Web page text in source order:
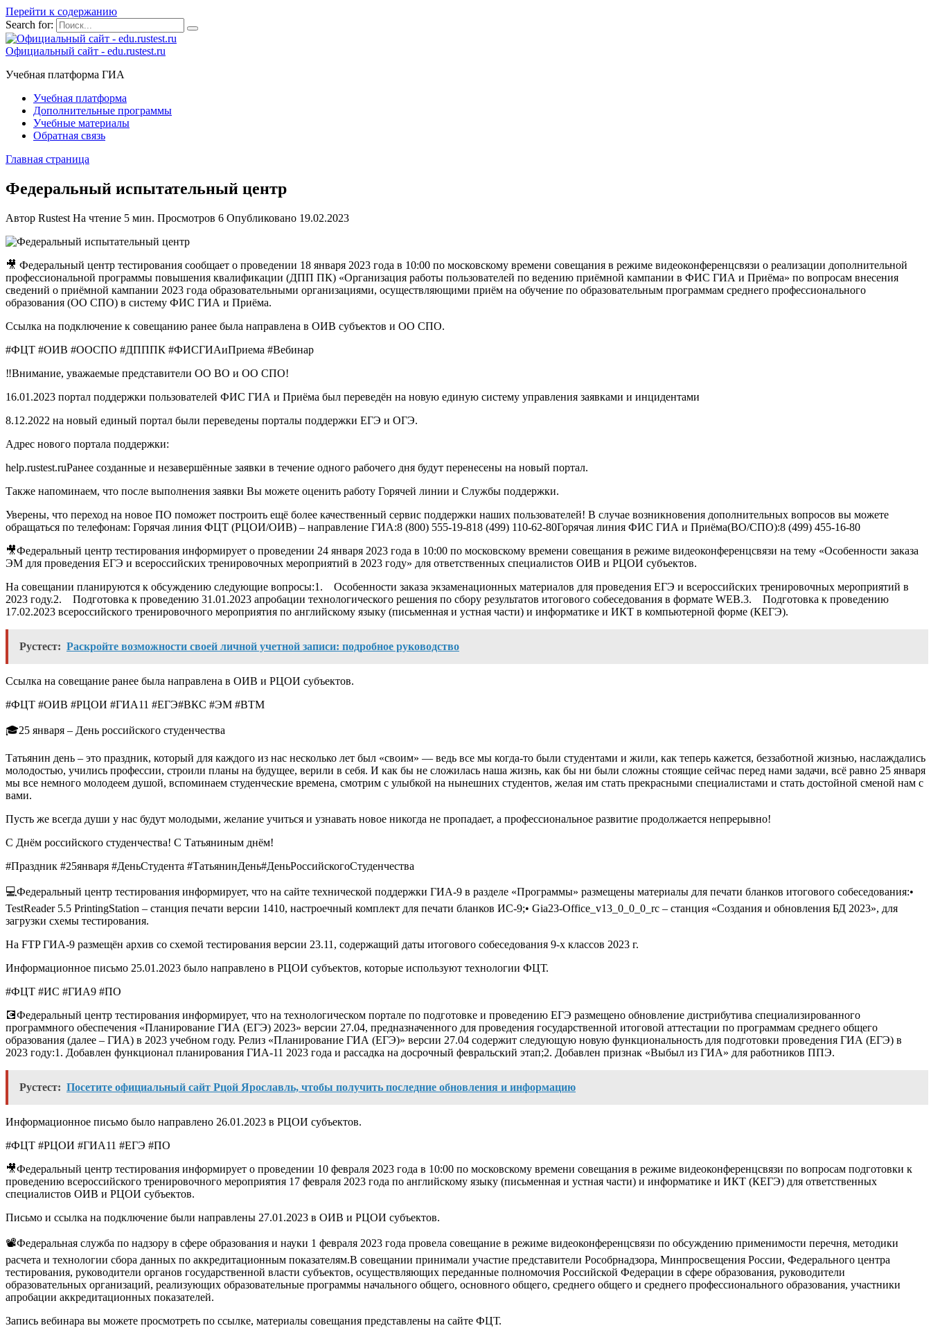
Перейти к содержанию
Search for:
Официальный сайт - edu.rustest.ru
Учебная платформа ГИА
Учебная платформа
Дополнительные программы
Учебные материалы
Обратная связь
Главная страница
Федеральный испытательный центр
Автор Rustest На чтение 5 мин. Просмотров 6 Опубликовано 19.02.2023
🎥 Федеральный центр тестирования сообщает о проведении 18 января 2023 года в 10:00 по московскому времени совещания в режиме видеоконференцсвязи о реализации дополнительной
профессиональной программы повышения квалификации (ДПП ПК) «Организация работы пользователей по ведению приёмной кампании в ФИС ГИА и Приёма» по вопросам внесения
сведений о приёмной кампании 2023 года образовательными организациями, осуществляющими приём на обучение по образовательным программам среднего профессионального
образования (ОО СПО) в систему ФИС ГИА и Приёма.
Ссылка на подключение к совещанию ранее была направлена в ОИВ субъектов и ОО СПО.
#ФЦТ #ОИВ #ООСПО #ДПППК #ФИСГИАиПриема #Вебинар
‼️Внимание, уважаемые представители ОО ВО и ОО СПО!
16.01.2023 портал поддержки пользователей ФИС ГИА и Приёма был переведён на новую единую систему управления заявками и инцидентами
8.12.2022 на новый единый портал были переведены порталы поддержки ЕГЭ и ОГЭ.
Адрес нового портала поддержки:
help.rustest.ruРанее созданные и незавершённые заявки в течение одного рабочего дня будут перенесены на новый портал.
Также напоминаем, что после выполнения заявки Вы можете оценить работу Горячей линии и Cлужбы поддержки.
Уверены, что переход на новое ПО поможет построить ещё более качественный сервис поддержки наших пользователей! В случае возникновения дополнительных вопросов вы можете
обращаться по телефонам: Горячая линия ФЦТ (РЦОИ/ОИВ) – направление ГИА:8 (800) 555-19-818 (499) 110-62-80Горячая линия ФИС ГИА и Приёма(ВО/СПО):8 (499) 455-16-80
🎥Федеральный центр тестирования информирует о проведении 24 января 2023 года в 10:00 по московскому времени совещания в режиме видеоконференцсвязи на тему «Особенности заказа
ЭМ для проведения ЕГЭ и всероссийских тренировочных мероприятий в 2023 году» для ответственных специалистов ОИВ и РЦОИ субъектов.
На совещании планируются к обсуждению следующие вопросы:1. Особенности заказа экзаменационных материалов для проведения ЕГЭ и всероссийских тренировочных мероприятий в
2023 году.2. Подготовка к проведению 31.01.2023 апробации технологического решения по сбору результатов итогового собеседования в формате WEB.3. Подготовка к проведению
17.02.2023 всероссийского тренировочного мероприятия по английскому языку (письменная и устная части) и информатике и ИКТ в компьютерной форме (КЕГЭ).
Рустест: Раскройте возможности своей личной учетной записи: подробное руководство
Ссылка на совещание ранее была направлена в ОИВ и РЦОИ субъектов.
#ФЦТ #ОИВ #РЦОИ #ГИА11 #ЕГЭ#ВКС #ЭМ #ВТМ
🎓25 января – День российского студенчества
Татьянин день – это праздник, который для каждого из нас несколько лет был «своим» — ведь все мы когда-то были студентами и жили, как теперь кажется, беззаботной жизнью, наслаждались
молодостью, учились профессии, строили планы на будущее, верили в себя. И как бы не сложилась наша жизнь, как бы ни были сложны стоящие сейчас перед нами задачи, всё равно 25 января
мы все немного молодеем душой, вспоминаем студенческие времена, смотрим с улыбкой на нынешних студентов, желая им стать прекрасными специалистами и стать достойной сменой нам с
вами.
Пусть же всегда души у нас будут молодыми, желание учиться и узнавать новое никогда не пропадает, а профессиональное развитие продолжается непрерывно!
С Днём российского студенчества! С Татьяниным днём!
#Праздник #25января #ДеньСтудента #ТатьянинДень#ДеньРоссийскогоСтуденчества
💻Федеральный центр тестирования информирует, что на сайте технической поддержки ГИА-9 в разделе «Программы» размещены материалы для печати бланков итогового собеседования:•
TestReader 5.5 PrintingStation – станция печати версии 1410, настроечный комплект для печати бланков ИС-9;• Gia23-Office_v13_0_0_0_rc – станция «Создания и обновления БД 2023», для
загрузки схемы тестирования.
На FTP ГИА-9 размещён архив со схемой тестирования версии 23.11, содержащий даты итогового собеседования 9-х классов 2023 г.
Информационное письмо 25.01.2023 было направлено в РЦОИ субъектов, которые используют технологии ФЦТ.
#ФЦТ #ИС #ГИА9 #ПО
💽Федеральный центр тестирования информирует, что на технологическом портале по подготовке и проведению ЕГЭ размещено обновление дистрибутива специализированного
программного обеспечения «Планирование ГИА (ЕГЭ) 2023» версии 27.04, предназначенного для проведения государственной итоговой аттестации по программам среднего общего
образования (далее – ГИА) в 2023 учебном году. Релиз «Планирование ГИА (ЕГЭ)» версии 27.04 содержит следующую новую функциональность для подготовки проведения ГИА (ЕГЭ) в
2023 году:1. Добавлен функционал планирования ГИА-11 2023 года и рассадка на досрочный февральский этап;2. Добавлен признак «Выбыл из ГИА» для работников ППЭ.
Рустест: Посетите официальный сайт Рцой Ярославль, чтобы получить последние обновления и информацию
Информационное письмо было направлено 26.01.2023 в РЦОИ субъектов.
#ФЦТ #РЦОИ #ГИА11 #ЕГЭ #ПО
🎥Федеральный центр тестирования информирует о проведении 10 февраля 2023 года в 10:00 по московскому времени совещания в режиме видеоконференцсвязи по вопросам подготовки к
проведению всероссийского тренировочного мероприятия 17 февраля 2023 года по английскому языку (письменная и устная части) и информатике и ИКТ (КЕГЭ) для ответственных
специалистов ОИВ и РЦОИ субъектов.
Письмо и ссылка на подключение были направлены 27.01.2023 в ОИВ и РЦОИ субъектов.
📽Федеральная служба по надзору в сфере образования и науки 1 февраля 2023 года провела совещание в режиме видеоконференцсвязи по обсуждению применимости перечня, методики
расчета и технологии сбора данных по аккредитационным показателям.В совещании принимали участие представители Рособрнадзора, Минпросвещения России, Федерального центра
тестирования, руководители органов государственной власти субъектов, осуществляющих переданные полномочия Российской Федерации в сфере образования, руководители
образовательных организаций, реализующих образовательные программы начального общего, основного общего, среднего общего и среднего профессионального образования, участники
апробации аккредитационных показателей.
Запись вебинара вы можете просмотреть по ссылке, материалы совещания представлены на сайте ФЦТ.